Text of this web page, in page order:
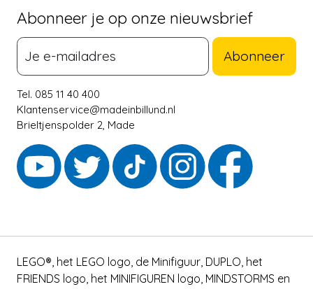
Abonneer je op onze nieuwsbrief
Abonneer
Tel. 085 11 40 400
Klantenservice@madeinbillund.nl
Brieltjenspolder 2, Made
LEGO®, het LEGO logo, de Minifiguur, DUPLO, het
FRIENDS logo, het MINIFIGUREN logo, MINDSTORMS en